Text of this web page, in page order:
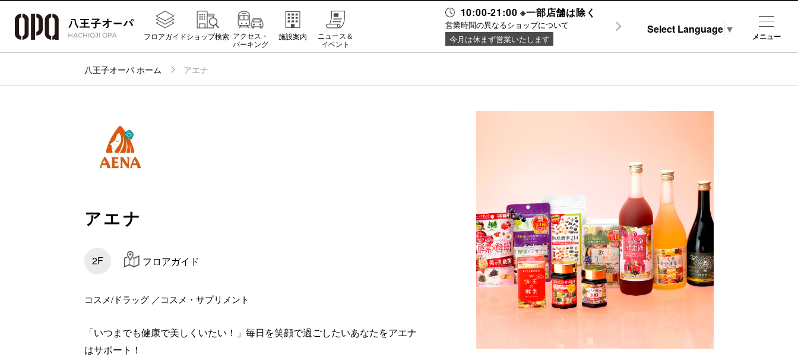
10:00-21:00 ※一部店舗は除く
営業時間の異なるショップについて
今月は休まず営業いたします
フロアガイドショップ検索 アクセス・
パーキング
施設案内
ニュース＆
イベント
八王子オーパ ホーム アエナ
アエナ
2F フロアガイド
コスメ/ドラッグ ／コスメ・サプリメント
「いつまでも健康で美しくいたい！」毎日を笑顔で過ごしたいあなたをアエナ
はサポート！
メニュー
Select Language ▼